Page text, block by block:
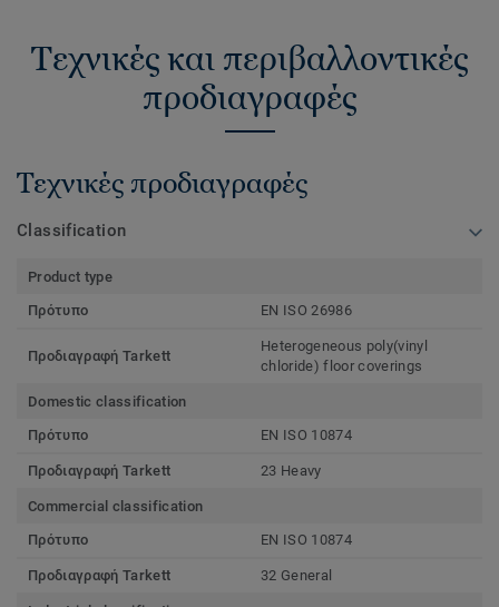
Τεχνικές και περιβαλλοντικές
προδιαγραφές
Τεχνικές προδιαγραφές
Classification
Product type
Πρότυπο
EN ISO 26986
Προδιαγραφή Tarkett
Heterogeneous poly(vinyl
chloride) floor coverings
Domestic classification
Πρότυπο
EN ISO 10874
Προδιαγραφή Tarkett 23 Heavy
Commercial classification
Πρότυπο
EN ISO 10874
Προδιαγραφή Tarkett 32 General